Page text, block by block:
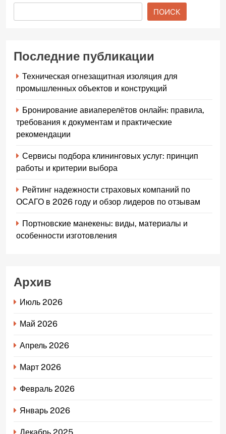
ПОИСК
Последние публикации
Техническая огнезащитная изоляция для
промышленных объектов и конструкций
Бронирование авиаперелётов онлайн: правила,
требования к документам и практические
рекомендации
Сервисы подбора клининговых услуг: принцип
работы и критерии выбора
Рейтинг надежности страховых компаний по
ОСАГО в 2026 году и обзор лидеров по отзывам
Портновские манекены: виды, материалы и
особенности изготовления
Архив
Июль 2026
Май 2026
Апрель 2026
Март 2026
Февраль 2026
Январь 2026